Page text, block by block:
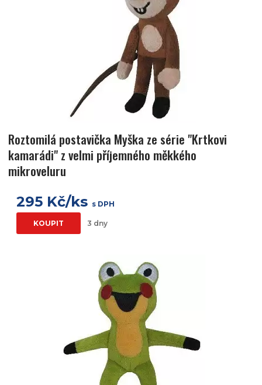
Roztomilá postavička Myška ze série "Krtkovi
kamarádi" z velmi příjemného měkkého
mikroveluru
295 Kč/ks s DPH
KOUPIT 3 dny